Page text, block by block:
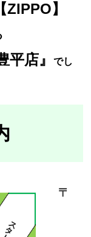
】
平店』でし
〒